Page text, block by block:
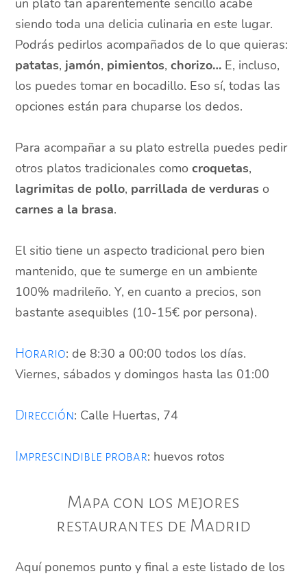
siendo toda una delicia culinaria en este lugar.
Podrás pedirlos acompañados de lo que quieras:
patatas, jamón, pimientos,chorizo… E, incluso,
los puedes tomar en bocadillo. Eso sí, todas las
opciones están para chuparse los dedos.
Para acompañar a su plato estrella puedes pedir
otros platos tradicionales comocroquetas,
lagrimitas de pollo, parrillada de verduraso
carnes a la brasa.
El sitio tiene un aspecto tradicional pero bien
mantenido, que te sumerge en un ambiente
100% madrileño. Y, en cuanto a precios, son
bastante asequibles (10-15€ por persona).
Horario: de 8:30 a 00:00 todos los días.
Viernes, sábados y domingos hasta las 01:00
Dirección: Calle Huertas, 74
Imprescindible probar: huevos rotos
Mapa con los mejores
restaurantes de Madrid
Aquí ponemos punto y final a este listado de los